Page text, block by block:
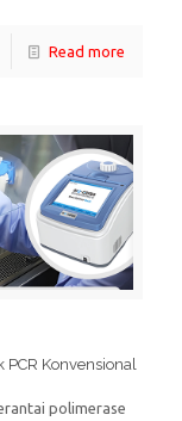
Read more
PCR Konvensional
polimerase